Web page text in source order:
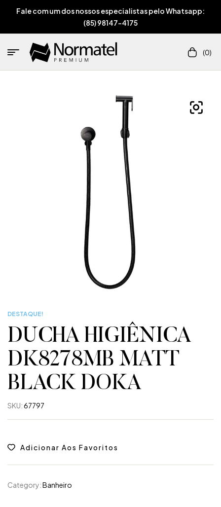
Fale com um dos nossos especialistas pelo Whatsapp:
(85) 98147-4175
(0)
DESTAQUE!
DUCHA HIGIÊNICA
DK8278MB MATT
BLACK DOKA
SKU:67797
Adicionar Aos Favoritos
Category:Banheiro